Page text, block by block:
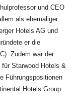
und CEO
als ehemaliger
Hotels AG und
er die
Zudem war der
Starwood Hotels &
Führungspositionen
Hotels Group